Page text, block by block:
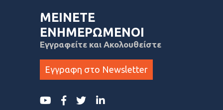
ΜΕΙΝΕΤΕ
ΕΝΗΜΕΡΩΜΕΝΟΙ
Εγγραφείτε και Ακολουθείστε
Εγγραφη στο Newsletter